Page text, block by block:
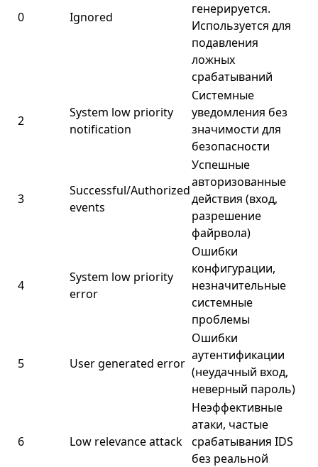
0 Ignored
генерируется.
Используется для
подавления
ложных
срабатываний
2
System low priority
notification
Системные
уведомления без
значимости для
безопасности
3
Successful/Authorized
events
Успешные
авторизованные
действия (вход,
разрешение
файрвола)
4
System low priority
error
Ошибки
конфигурации,
незначительные
системные
проблемы
5 User generated error
Ошибки
аутентификации
(неудачный вход,
неверный пароль)
6 Low relevance attack
Неэффективные
атаки, частые
срабатывания IDS
без реальной